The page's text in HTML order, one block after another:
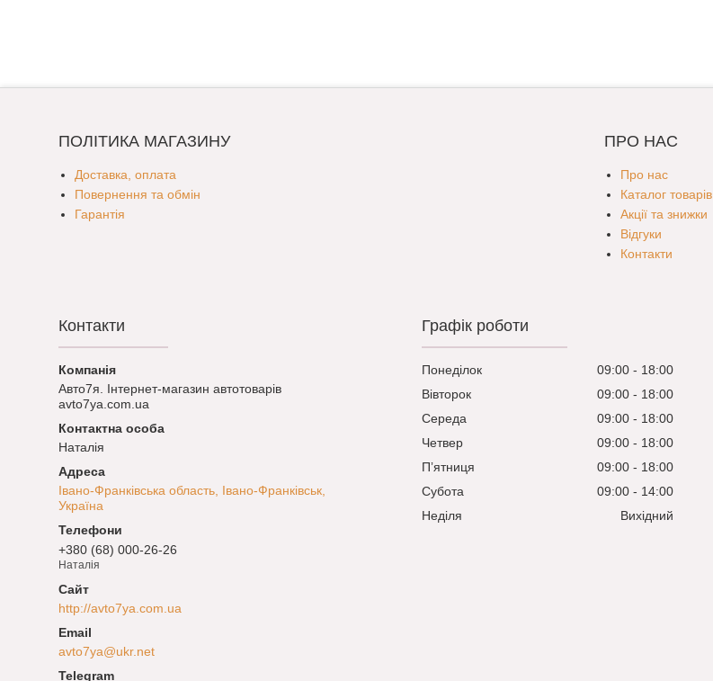
ПОЛІТИКА МАГАЗИНУ
Доставка, оплата
Повернення та обмін
Гарантія
ПРО НАС
Про нас
Каталог товарів
Акції та знижки
Відгуки
Контакти
Контакти
Авто7я. Інтернет-магазин автотоварів
avto7ya.com.ua
Наталія
Івано-Франківська область, Івано-Франківськ,
Україна
+380 (68) 000-26-26
Наталія
http://avto7ya.com.ua
avto7ya@ukr.net
Графік роботи
Понеділок 09:00
18:00
Вівторок
09:00
18:00
Середа
09:00
18:00
Четвер
09:00
18:00
Пʼятниця
09:00
18:00
Субота
09:00
14:00
Неділя
Вихідний